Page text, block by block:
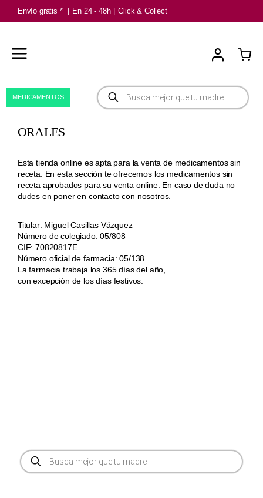
Saltar
al
Envío gratis * En 24 - 48h Click & Collect
Búsqueda
de
productos
MEDICAMENTOS
ORALES
Esta tienda online es apta para la venta de medicamentos sin
receta. En esta sección te ofrecemos los medicamentos sin
receta aprobados para su venta online. En caso de duda no
dudes en poner en contacto con nosotros.
Titular: Miguel Casillas Vázquez
Número de colegiado: 05/808
CIF: 70820817E
Número oficial de farmacia: 05/138.
La farmacia trabaja los 365 días del año,
con excepción de los días festivos.
Búsqueda
de
productos